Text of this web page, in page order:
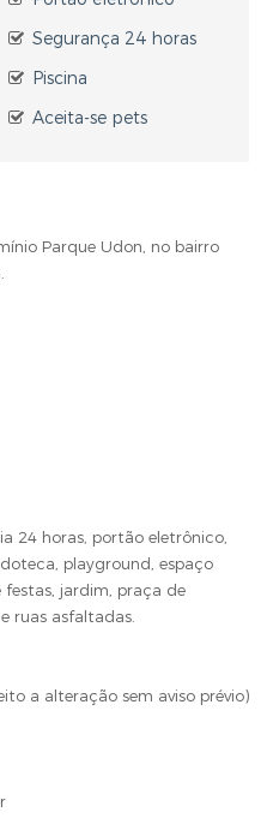
Segurança 24 horas
Piscina
Aceita-se pets
Parque Udon, no bairro
24 horas, portão eletrônico,
playground, espaço
jardim, praça de
ruas asfaltadas.
a alteração sem aviso prévio)